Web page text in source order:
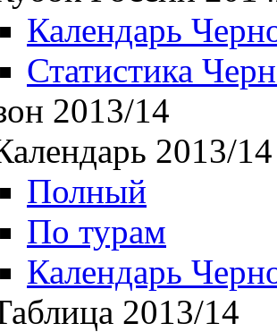
Календарь
Статистика
2013/14
2013/14
Полный
По турам
Календарь
2013/14